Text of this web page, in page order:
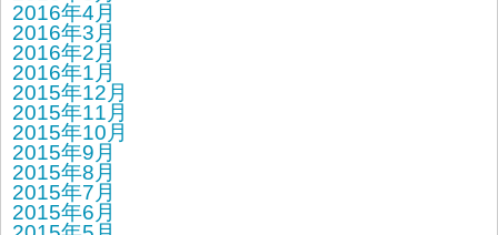
2016年4月
2016年3月
2016年2月
2016年1月
2015年12月
2015年11月
2015年10月
2015年9月
2015年8月
2015年7月
2015年6月